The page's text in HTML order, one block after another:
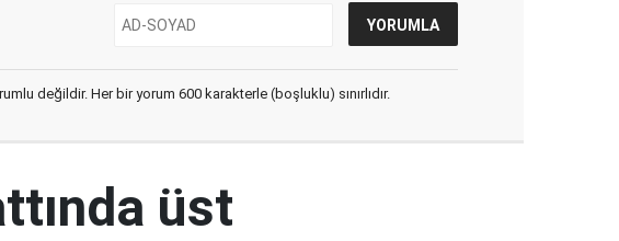
değildir. Her bir yorum 600 karakterle (boşluklu) sınırlıdır.
üst